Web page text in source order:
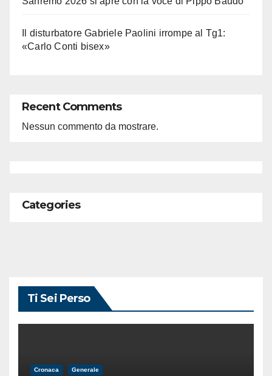
Il disturbatore Gabriele Paolini irrompe al Tg1:
«Carlo Conti bisex»
Recent Comments
Nessun commento da mostrare.
Categories
Ti Sei Perso
Cronaca Generale